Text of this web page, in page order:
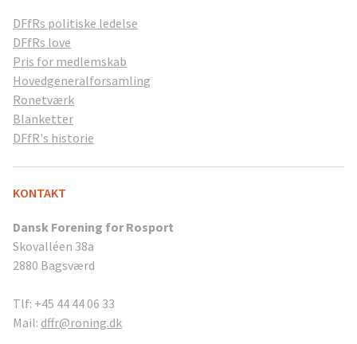
DFfRs politiske ledelse
DFfRs love
Pris for medlemskab
Hovedgeneralforsamling
Ronetværk
Blanketter
DFfR's historie
KONTAKT
Dansk Forening for Rosport
Skovalléen 38a
2880 Bagsværd
Tlf: +45 44 44 06 33
Mail: dffr@roning.dk